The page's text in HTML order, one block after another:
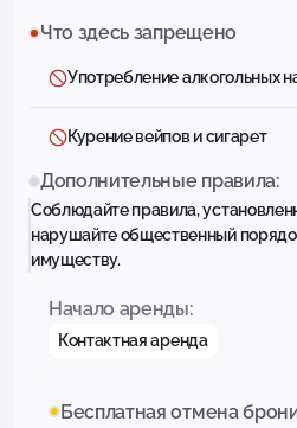
Что здесь запрещено
Употребление алкогольных
Курение вейпов и сигарет
Дополнительные правила:
Соблюдайте правила,
нарушайте общественный
имуществу.
Начало аренды:
Контактная аренда
Бесплатная отмена